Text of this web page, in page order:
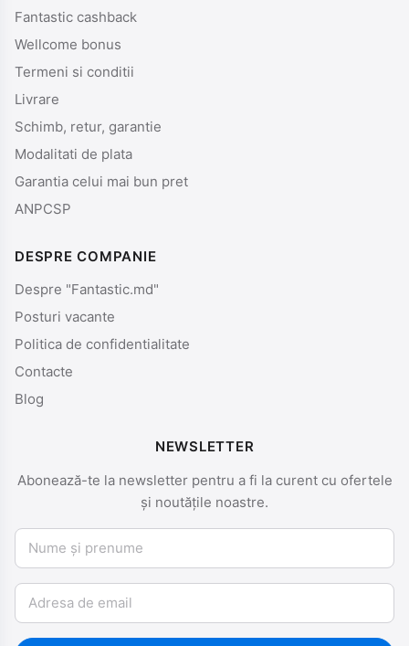
Fantastic cashback
Wellcome bonus
Termeni si conditii
Livrare
Schimb, retur, garantie
Modalitati de plata
Garantia celui mai bun pret
ANPCSP
DESPRE COMPANIE
Despre "Fantastic.md"
Posturi vacante
Politica de confidentialitate
Contacte
Blog
NEWSLETTER
Abonează-te la newsletter pentru a fi la curent cu ofertele
și noutățile noastre.
Nume și prenume
Email